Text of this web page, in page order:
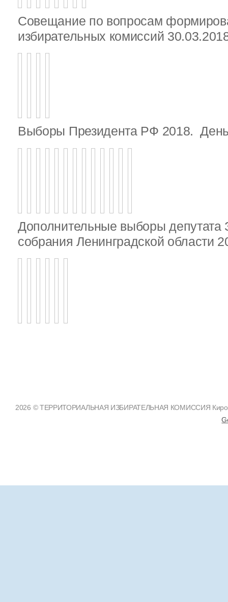
Совещание по вопросам
избирательных комиссий
Выборы Президента РФ 2018.
Дополнительные выборы депутата
собрания Ленинградской области
2026 © ТЕРРИТОРИАЛЬНАЯ ИЗБИРАТЕЛЬНАЯ КОМИССИЯ